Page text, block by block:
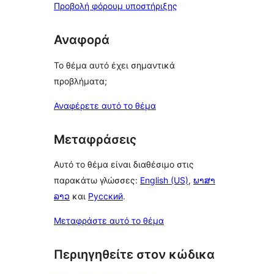
Προβολή φόρουμ υποστήριξης
Αναφορά
Το θέμα αυτό έχει σημαντικά
προβλήματα;
Αναφέρετε αυτό το θέμα
Μεταφράσεις
Αυτό το θέμα είναι διαθέσιμο στις
παρακάτω γλώσσες: English (US), ພາສາ
ລາວ και Русский.
Μεταφράστε αυτό το θέμα
Περιηγηθείτε στον κώδικα